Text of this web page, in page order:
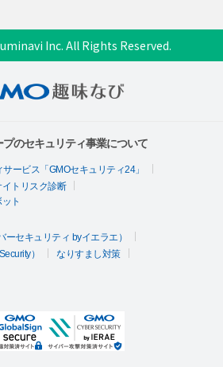
Inc. All Rights Reserved.